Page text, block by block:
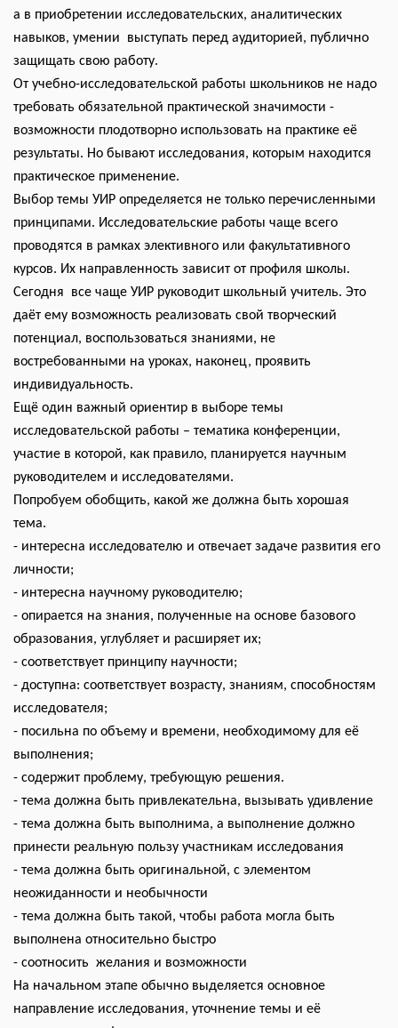
а в приобретении исследовательских, аналитических
навыков, умении выступать перед аудиторией, публично
защищать свою работу.
От учебно-исследовательской работы школьников не надо
требовать обязательной практической значимости -
возможности плодотворно использовать на практике её
результаты. Но бывают исследования, которым находится
практическое применение.
Выбор темы УИР определяется не только перечисленными
принципами. Исследовательские работы чаще всего
проводятся в рамках элективного или факультативного
курсов. Их направленность зависит от профиля школы.
Сегодня все чаще УИР руководит школьный учитель. Это
даёт ему возможность реализовать свой творческий
потенциал, воспользоваться знаниями, не
востребованными на уроках, наконец, проявить
индивидуальность.
Ещё один важный ориентир в выборе темы
исследовательской работы – тематика конференции,
участие в которой, как правило, планируется научным
руководителем и исследователями.
Попробуем обобщить, какой же должна быть хорошая
тема.
- интересна исследователю и отвечает задаче развития его
личности;
- интересна научному руководителю;
- опирается на знания, полученные на основе базового
образования, углубляет и расширяет их;
- соответствует принципу научности;
- доступна: соответствует возрасту, знаниям, способностям
исследователя;
- посильна по объему и времени, необходимому для её
выполнения;
- содержит проблему, требующую решения.
- тема должна быть привлекательна, вызывать удивление
- тема должна быть выполнима, а выполнение должно
принести реальную пользу участникам исследования
- тема должна быть оригинальной, с элементом
неожиданности и необычности
- тема должна быть такой, чтобы работа могла быть
выполнена относительно быстро
- соотносить желания и возможности
На начальном этапе обычно выделяется основное
направление исследования, уточнение темы и её